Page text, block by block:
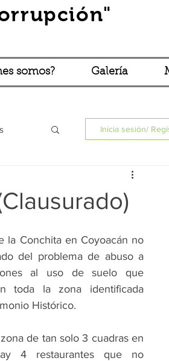
somos? Galería
Inicia sesión/
la Conchita en Coyoacán no
del problema de abuso a
al uso de suelo que
toda la zona identificada
Histórico.
de tan solo 3 cuadras en
4 restaurantes que no